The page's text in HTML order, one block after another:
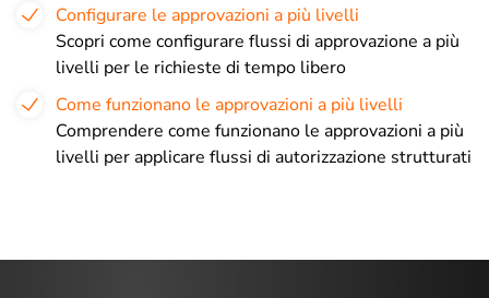
Configurare le approvazioni a più livelli
Scopri come configurare flussi di approvazione a più
livelli per le richieste di tempo libero
Come funzionano le approvazioni a più livelli
Comprendere come funzionano le approvazioni a più
livelli per applicare flussi di autorizzazione strutturati